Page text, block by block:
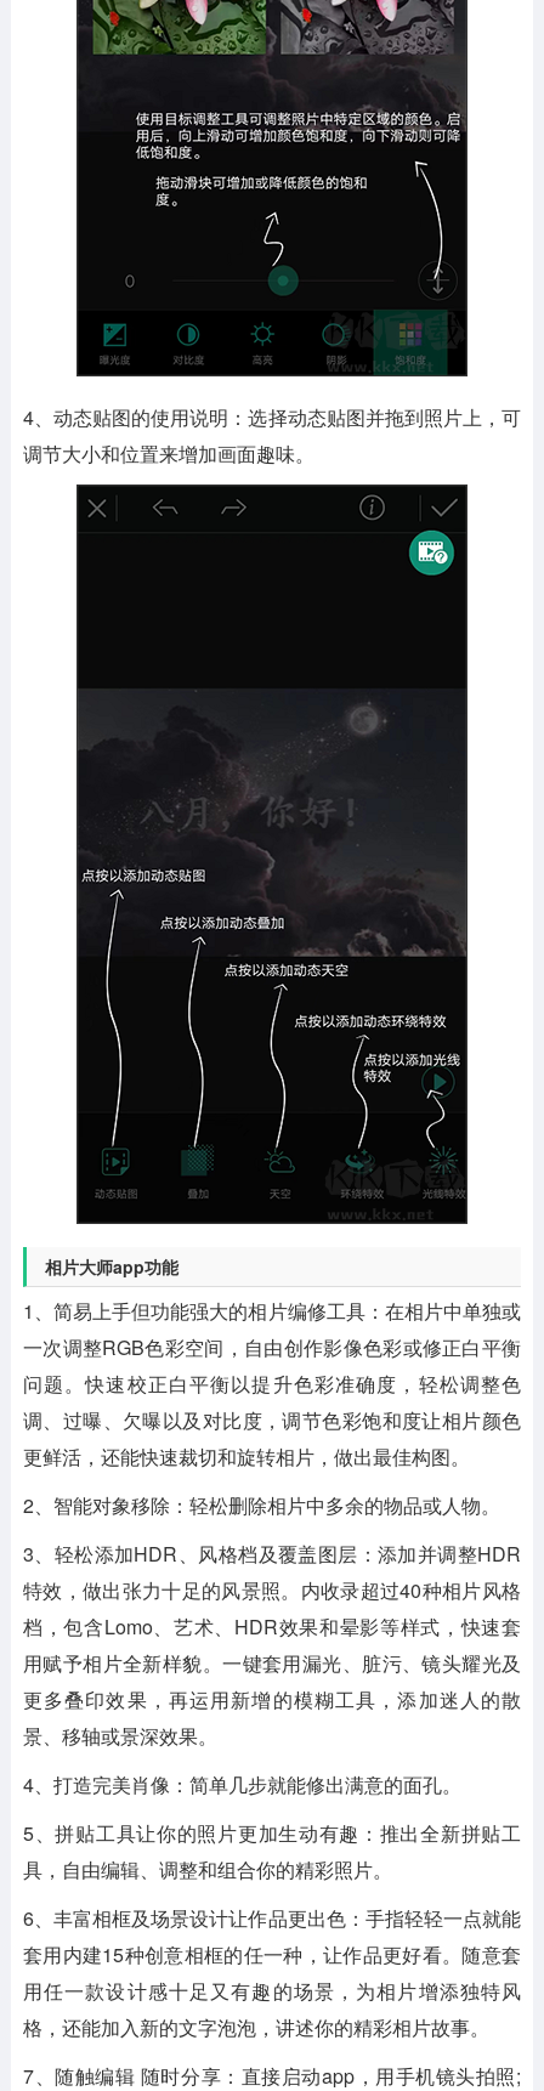
4、动态贴图的使用说明：选择动态贴图并拖到照片上，可
调节大小和位置来增加画面趣味。
相片大师app功能
1、简易上手但功能强大的相片编修工具：在相片中单独或
一次调整RGB色彩空间，自由创作影像色彩或修正白平衡
问题。快速校正白平衡以提升色彩准确度，轻松调整色
调、过曝、欠曝以及对比度，调节色彩饱和度让相片颜色
更鲜活，还能快速裁切和旋转相片，做出最佳构图。
2、智能对象移除：轻松删除相片中多余的物品或人物。
3、轻松添加HDR、风格档及覆盖图层：添加并调整HDR
特效，做出张力十足的风景照。内收录超过40种相片风格
档，包含Lomo、艺术、HDR效果和晕影等样式，快速套
用赋予相片全新样貌。一键套用漏光、脏污、镜头耀光及
更多叠印效果，再运用新增的模糊工具，添加迷人的散
景、移轴或景深效果。
4、打造完美肖像：简单几步就能修出满意的面孔。
5、拼贴工具让你的照片更加生动有趣：推出全新拼贴工
具，自由编辑、调整和组合你的精彩照片。
6、丰富相框及场景设计让作品更出色：手指轻轻一点就能
套用内建15种创意相框的任一种，让作品更好看。随意套
用任一款设计感十足又有趣的场景，为相片增添独特风
格，还能加入新的文字泡泡，讲述你的精彩相片故事。
7、随触编辑 随时分享：直接启动app，用手机镜头拍照;